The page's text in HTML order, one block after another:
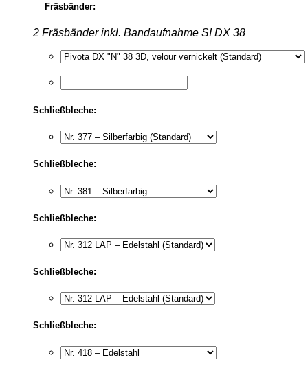
Fräsbänder:
2 Fräsbänder inkl. Bandaufnahme SI DX 38
Schließbleche:
Schließbleche:
Schließbleche:
Schließbleche:
Schließbleche: